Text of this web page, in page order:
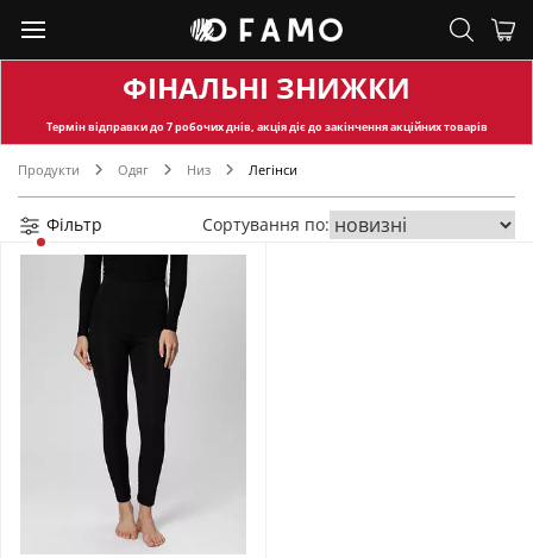
ФІНАЛЬНІ ЗНИЖКИ
Термін відправкидо 7 робочих днів, акція діє до закінчення акційних товарів
Продукти Одяг Низ Легінси
Фільтр Сортування по: